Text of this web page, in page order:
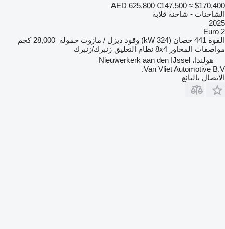
AED 625,800 €147,500 ≈ $170,400
الشاحنات - شاحنة قلابة
2025
Euro 2
القوة 441 حصان (324 kW) وقود ديزل / مازوت حمولة 28,000 كجم
مواصفات المحاور 8x4 نظام التعليق زنبرك/زنبرك
هولندا، Nieuwerkerk aan den IJssel
Van Vliet Automotive B.V.
الاتصال بالبائع